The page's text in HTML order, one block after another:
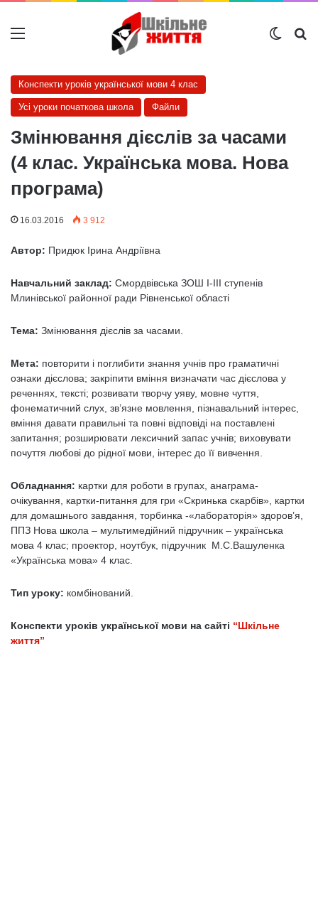
Меню
Конспекти уроків української мови 4 клас
Усі уроки початкова школа Файли
Змінювання дієслів за часами
(4 клас. Українська мова. Нова
програма)
16.03.2016 3 912
Автор: Придюк Ірина Андріївна
Навчальний заклад: Смордвівська ЗОШ I-III ступенів
Млинівської районної ради Рівненської області
Тема: Змінювання дієслів за часами.
Мета: повторити і поглибити знання учнів про граматичні
ознаки дієслова; закріпити вміння визначати час дієслова у
реченнях, тексті; розвивати творчу уяву, мовне чуття,
фонематичний слух, зв’язне мовлення, пізнавальний інтерес,
вміння давати правильні та повні відповіді на поставлені
запитання; розширювати лексичний запас учнів; виховувати
почуття любові до рідної мови, інтерес до її вивчення.
Обладнання: картки для роботи в групах, анаграма-
очікування, картки-питання для гри «Скринька скарбів», картки
для домашнього завдання, торбинка -«лабораторія» здоров’я,
ППЗ Нова школа – мультимедійний підручник – українська
мова 4 клас; проектор, ноутбук, підручник М.С.Вашуленка
«Українська мова» 4 клас.
Тип уроку: комбінований.
Конспекти уроків української мови на сайті “Шкільне
життя”